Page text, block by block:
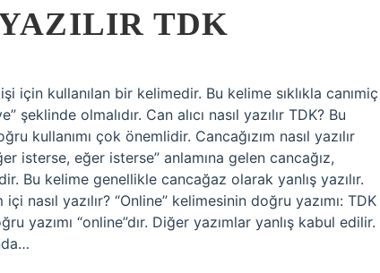
TDK
için kullanılan bir kelimedir. Bu kelime sıklıkla canımiç
şeklinde olmalıdır. Can alıcı nasıl yazılır TDK? Bu
kullanımı çok önemlidir. Cancağızım nasıl yazılır
isterse, eğer isterse” anlamına gelen cancağız,
Bu kelime genellikle cancağaz olarak yanlış yazılır.
nasıl yazılır? “Online” kelimesinin doğru yazımı: TDK
yazımı “online”dır. Diğer yazımlar yanlış kabul edilir.